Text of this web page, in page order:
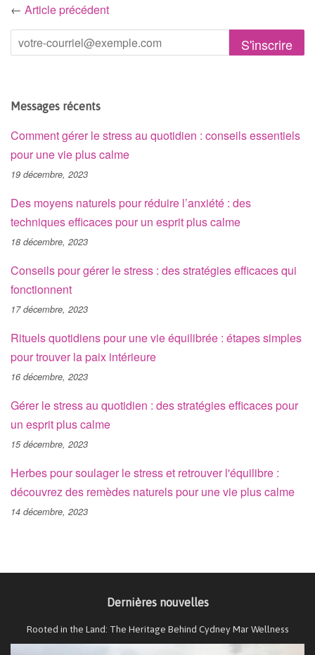
← Article précédent
Messages récents
Comment gérer le stress au quotidien : conseils essentiels
pour une vie plus calme
19 décembre, 2023
Des moyens naturels pour réduire l’anxiété : des
techniques efficaces pour un esprit plus calme
18 décembre, 2023
Conseils pour gérer le stress : des stratégies efficaces qui
fonctionnent
17 décembre, 2023
Rituels quotidiens pour une vie équilibrée : étapes simples
pour trouver la paix intérieure
16 décembre, 2023
Gérer le stress au quotidien : des stratégies efficaces pour
un esprit plus calme
15 décembre, 2023
Herbes pour soulager le stress et retrouver l'équilibre :
découvrez des remèdes naturels pour une vie plus calme
14 décembre, 2023
Dernières nouvelles
Rooted in the Land: The Heritage Behind Cydney Mar Wellness